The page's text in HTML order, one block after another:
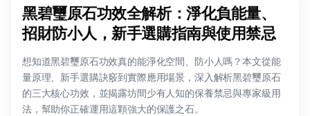
黑碧璽原石功效全解析：淨化負能量、
招財防小人，新手選購指南與使用禁忌
想知道黑碧璽原石功效真的能淨化空間、防小人嗎？本文從能
量原理、新手選購訣竅到實際應用場景，深入解析黑碧璽原石
的三大核心功效，並揭露坊間少有人知的保養禁忌與專家級用
法，幫助你正確運用這顆強大的保護之石。